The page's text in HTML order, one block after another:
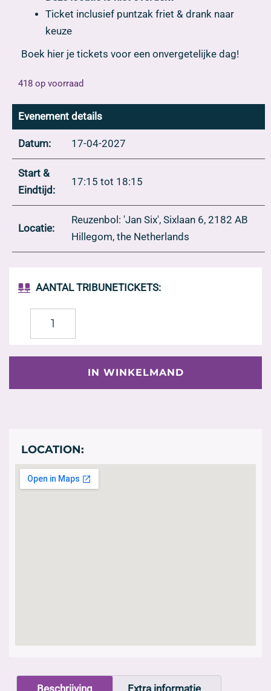
Ticket inclusief puntzak friet & drank naar
keuze
Boek hier je tickets voor een onvergetelijke dag!
418 op voorraad
Evenement details
Datum: 17-04-2027
Start &
Eindtijd:
17:15 tot 18:15
Locatie:
Reuzenbol: 'Jan Six', Sixlaan 6, 2182 AB
Hillegom, the Netherlands
AANTAL TRIBUNETICKETS:
IN WINKELMAND
LOCATION: